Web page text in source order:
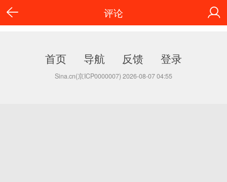
评论
首页 导航 反馈 登录
Sina.cn(京ICP0000007) 2026-08-07 04:55